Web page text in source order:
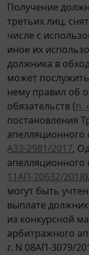
Получение
третьих лиц,
числе с
иное их
должника в
может
нему правил об
обязательств (п.
постановления
апелляционного
А33-2981/2017,
апелляционного
11АП-20632/2018
могут быть
выплате
из конкурсной
арбитражного
г. N 08АП-3079/